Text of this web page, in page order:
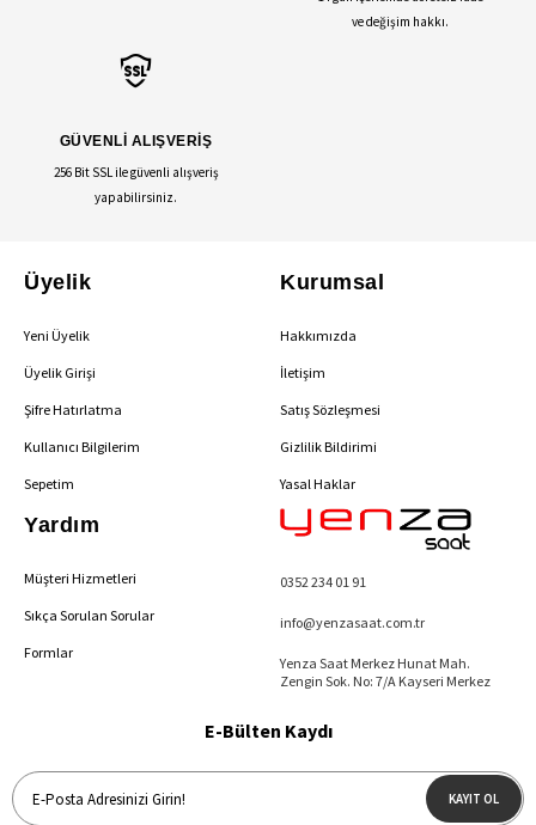
ve değişim hakkı.
GÜVENLİ ALIŞVERİŞ
256 Bit SSL ile güvenli alışveriş
yapabilirsiniz.
Üyelik
Yeni Üyelik
Üyelik Girişi
Şifre Hatırlatma
Kullanıcı Bilgilerim
Sepetim
Kurumsal
Hakkımızda
İletişim
Satış Sözleşmesi
Gizlilik Bildirimi
Yasal Haklar
Yardım
Müşteri Hizmetleri
Sıkça Sorulan Sorular
Formlar
0352 234 01 91
info@yenzasaat.com.tr
Yenza Saat Merkez Hunat Mah.
Zengin Sok. No: 7/A Kayseri Merkez
E-Bülten Kaydı
KAYIT OL